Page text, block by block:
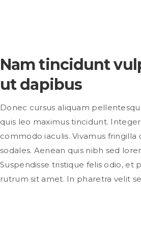
Nam tincidunt
ut dapibus
Donec cursus aliquam
quis leo maximus tincidunt.
commodo iaculis. Vivamus fringilla
sodales. Aenean quis nibh sed
Suspendisse tristique felis odio, et
rutrum sit amet. In pharetra velit